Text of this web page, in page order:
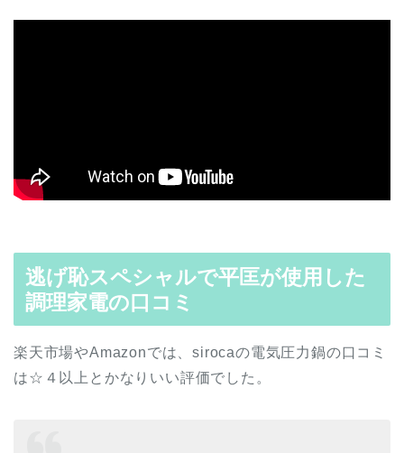
逃げ恥スペシャルで平匡が使用した
調理家電の口コミ
楽天市場やAmazonでは、sirocaの電気圧力鍋の口コミ
は☆４以上とかなりいい評価でした。